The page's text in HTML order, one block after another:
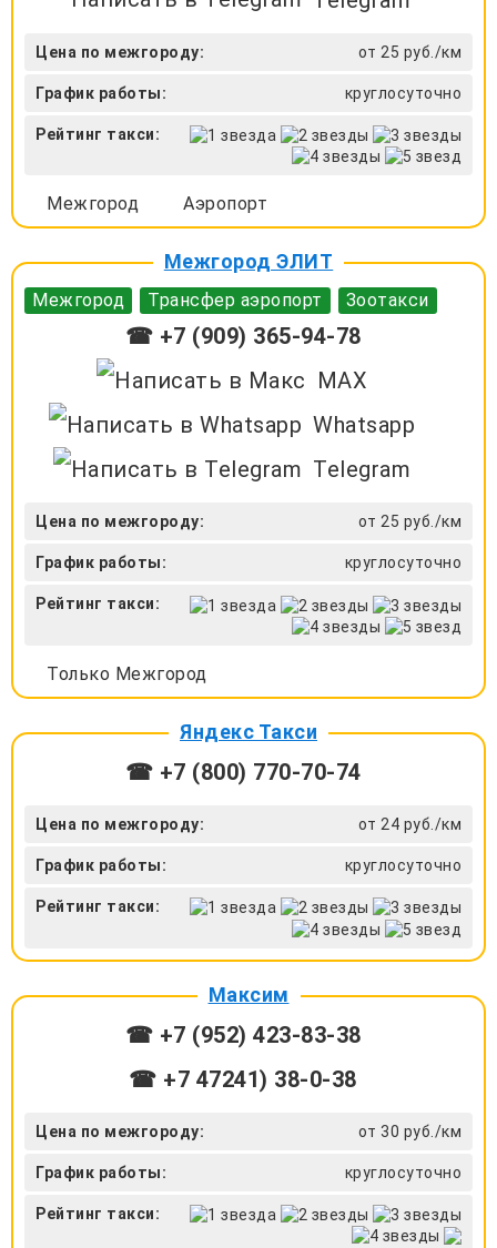
Цена по межгороду: от 25 руб./км
График работы: круглосуточно
Рейтинг такси:
Межгород Аэропорт
Межгород ЭЛИТ
Межгород Трансфер аэропорт Зоотакси
☎ +7 (909) 365-94-78
MAX
Whatsapp
Telegram
Цена по межгороду: от 25 руб./км
График работы: круглосуточно
Рейтинг такси:
Только Межгород
Яндекс Такси
☎ +7 (800) 770-70-74
Цена по межгороду: от 24 руб./км
График работы: круглосуточно
Рейтинг такси:
Максим
☎ +7 (952) 423-83-38
☎ +7 47241) 38-0-38
Цена по межгороду: от 30 руб./км
График работы: круглосуточно
Рейтинг такси: